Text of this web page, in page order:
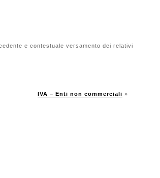
e contestuale versamento dei relativi
IVA – Enti non commerciali »